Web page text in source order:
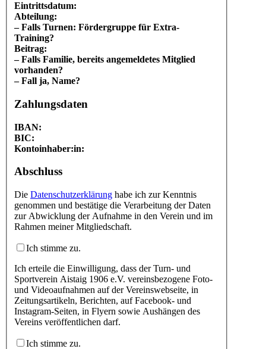
Eintrittsdatum:
Abteilung:
– Falls Turnen: Fördergruppe für Extra-
Training?
Beitrag:
– Falls Familie, bereits angemeldetes Mitglied
vorhanden?
– Fall ja, Name?
Zahlungsdaten
IBAN:
BIC:
Kontoinhaber:in:
Abschluss
Die Datenschutzerklärung habe ich zur Kenntnis
genommen und bestätige die Verarbeitung der Daten
zur Abwicklung der Aufnahme in den Verein und im
Rahmen meiner Mitgliedschaft.
Ich stimme zu.
Ich erteile die Einwilligung, dass der Turn- und
Sportverein Aistaig 1906 e.V. vereinsbezogene Foto-
und Videoaufnahmen auf der Vereinswebseite, in
Zeitungsartikeln, Berichten, auf Facebook- und
Instagram-Seiten, in Flyern sowie Aushängen des
Vereins veröffentlichen darf.
Ich stimme zu.